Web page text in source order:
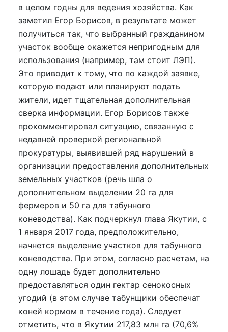
в целом годны для ведения хозяйства. Как
заметил Егор Борисов, в результате может
получиться так, что выбранный гражданином
участок вообще окажется непригодным для
использования (например, там стоит ЛЭП).
Это приводит к тому, что по каждой заявке,
которую подают или планируют подать
жители, идет тщательная дополнительная
сверка информации. Егор Борисов также
прокомментировал ситуацию, связанную с
недавней проверкой региональной
прокуратуры, выявившей ряд нарушений в
организации предоставления дополнительных
земельных участков (речь шла о
дополнительном выделении 20 га для
фермеров и 50 га для табунного
коневодства). Как подчеркнул глава Якутии, с
1 января 2017 года, предположительно,
начнется выделение участков для табунного
коневодства. При этом, согласно расчетам, на
одну лошадь будет дополнительно
предоставляться один гектар сенокосных
угодий (в этом случае табунщики обеспечат
коней кормом в течение года). Следует
отметить, что в Якутии 217,83 млн га (70,6%